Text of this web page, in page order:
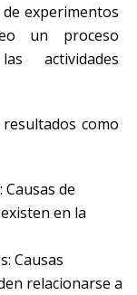
experimentos
un proceso
actividades
como
de
en la
Causas
relacionarse a